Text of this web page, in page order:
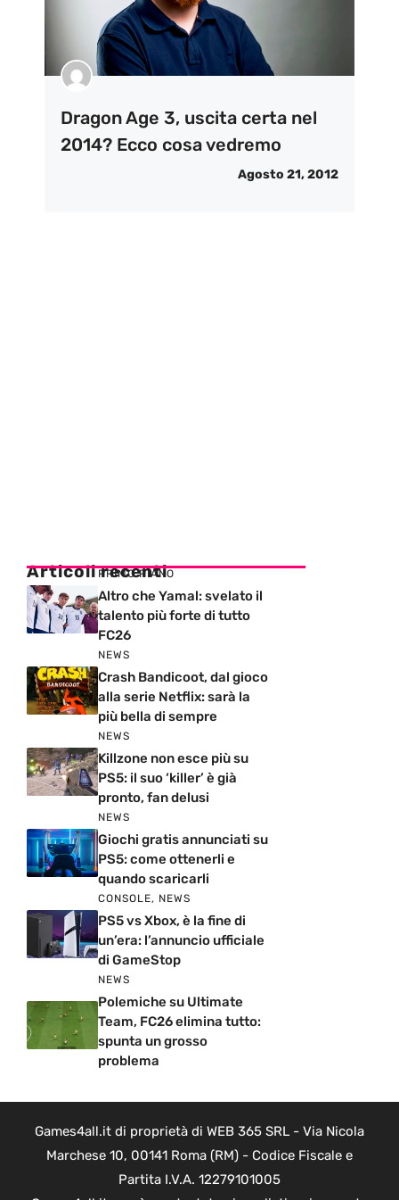
Dragon Age 3, uscita certa nel
2014? Ecco cosa vedremo
Agosto 21, 2012
Articoli recenti
PRIMO PIANO
Altro che Yamal: svelato il
talento più forte di tutto
FC26
NEWS
Crash Bandicoot, dal gioco
alla serie Netflix: sarà la
più bella di sempre
NEWS
Killzone non esce più su
PS5: il suo ‘killer’ è già
pronto, fan delusi
NEWS
Giochi gratis annunciati su
PS5: come ottenerli e
quando scaricarli
CONSOLE, NEWS
PS5 vs Xbox, è la fine di
un’era: l’annuncio ufficiale
di GameStop
NEWS
Polemiche su Ultimate
Team, FC26 elimina tutto:
spunta un grosso
problema
Games4all.it di proprietà di WEB 365 SRL - Via Nicola
Marchese 10, 00141 Roma (RM) - Codice Fiscale e
Partita I.V.A. 12279101005